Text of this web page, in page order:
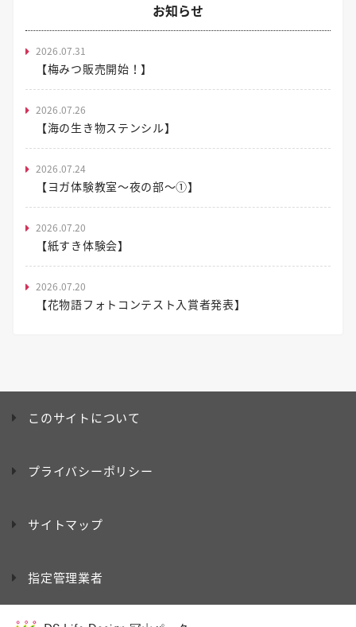
お知らせ
2026.07.31
【梅みつ販売開始！】
2026.07.26
【海の生き物ステンシル】
2026.07.24
【ヨガ体験教室～夜の部～①】
2026.07.20
【紙すき体験会】
2026.07.20
【花物語フォトコンテスト入賞者発表】
このサイトについて
プライバシーポリシー
サイトマップ
指定管理業者